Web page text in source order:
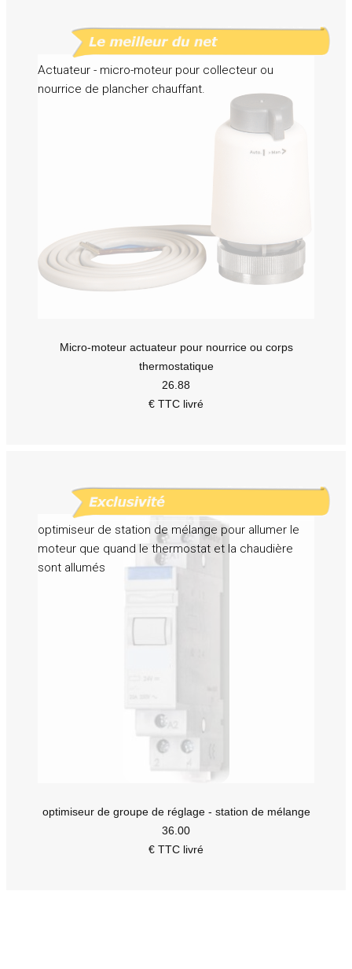
Actuateur - micro-moteur pour collecteur ou
nourrice de plancher chauffant.
Micro-moteur actuateur pour nourrice ou corps
thermostatique
26.88
€ TTC livré
optimiseur de station de mélange pour allumer le
moteur que quand le thermostat et la chaudière
sont allumés
optimiseur de groupe de réglage - station de mélange
36.00
€ TTC livré